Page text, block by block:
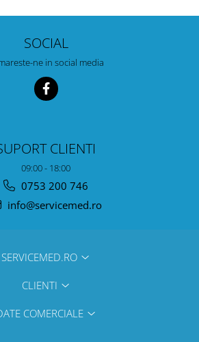
SOCIAL
ne in social media
CLIENTI
09:00 - 18:00
0753 200 746
info@servicemed.ro
SERVICEMED.RO
CLIENTI
COMERCIALE